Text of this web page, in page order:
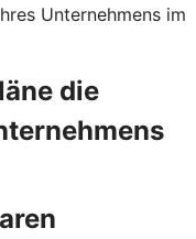
Unternehmens im
die